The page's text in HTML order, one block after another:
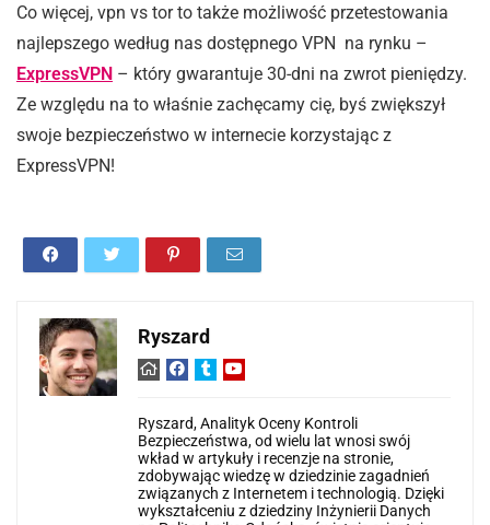
Co więcej, vpn vs tor to także możliwość przetestowania
najlepszego według nas dostępnego VPN na rynku –
ExpressVPN – który gwarantuje 30-dni na zwrot pieniędzy.
Ze względu na to właśnie zachęcamy cię, byś zwiększył
swoje bezpieczeństwo w internecie korzystając z
ExpressVPN!
Ryszard
Ryszard, Analityk Oceny Kontroli
Bezpieczeństwa, od wielu lat wnosi swój
wkład w artykuły i recenzje na stronie,
zdobywając wiedzę w dziedzinie zagadnień
związanych z Internetem i technologią. Dzięki
wykształceniu z dziedziny Inżynierii Danych